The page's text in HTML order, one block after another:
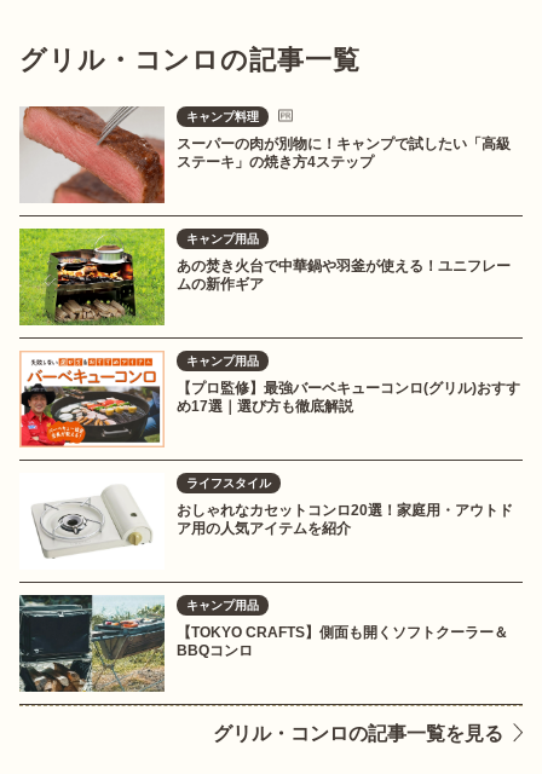
グリル・コンロの記事一覧
キャンプ料理
スーパーの肉が別物に！キャンプで試したい「高級
ステーキ」の焼き方4ステップ
キャンプ用品
あの焚き火台で中華鍋や羽釜が使える！ユニフレー
ムの新作ギア
キャンプ用品
【プロ監修】最強バーベキューコンロ(グリル)おすす
め17選｜選び方も徹底解説
ライフスタイル
おしゃれなカセットコンロ20選！家庭用・アウトド
ア用の人気アイテムを紹介
キャンプ用品
【TOKYO CRAFTS】側面も開くソフトクーラー＆
BBQコンロ
グリル・コンロの記事一覧を見る